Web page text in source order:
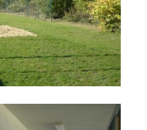
schránka: 2hgmui6
eStránky.cz